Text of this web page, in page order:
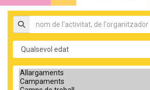
Nom de l'activitat, organitzador
Edat
Tipus d'activitat
ALBERG CENTRE
FORMACIÓ